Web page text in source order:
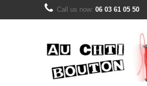
Call us now: 06 03 61 05 50